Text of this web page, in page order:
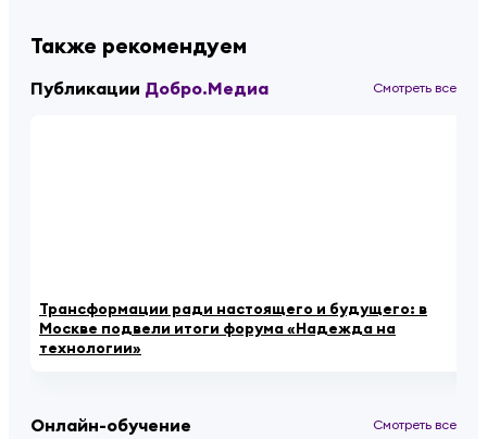
Также рекомендуем
Публикации Добро.Медиа Смотреть все
Трансформации ради настоящего и будущего: в
Москве подвели итоги форума «Надежда на
технологии»
Онлайн-обучение Смотреть все